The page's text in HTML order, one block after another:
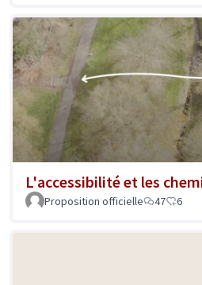
L'accessibilité et les
Proposition officielle 47 6